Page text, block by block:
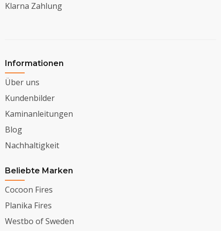
Klarna Zahlung
Informationen
Über uns
Kundenbilder
Kaminanleitungen
Blog
Nachhaltigkeit
Beliebte Marken
Cocoon Fires
Planika Fires
Westbo of Sweden